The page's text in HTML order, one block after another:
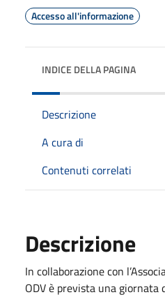
Accesso all'informazione
INDICE DELLA PAGINA
Descrizione
A cura di
Contenuti correlati
Descrizione
In collaborazione con
ODV è prevista una giornata